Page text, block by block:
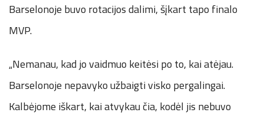
Barselonoje buvo rotacijos dalimi, šįkart tapo finalo
MVP.
„Nemanau, kad jo vaidmuo keitėsi po to, kai atėjau.
Barselonoje nepavyko užbaigti visko pergalingai.
Kalbėjome iškart, kai atvykau čia, kodėl jis nebuvo